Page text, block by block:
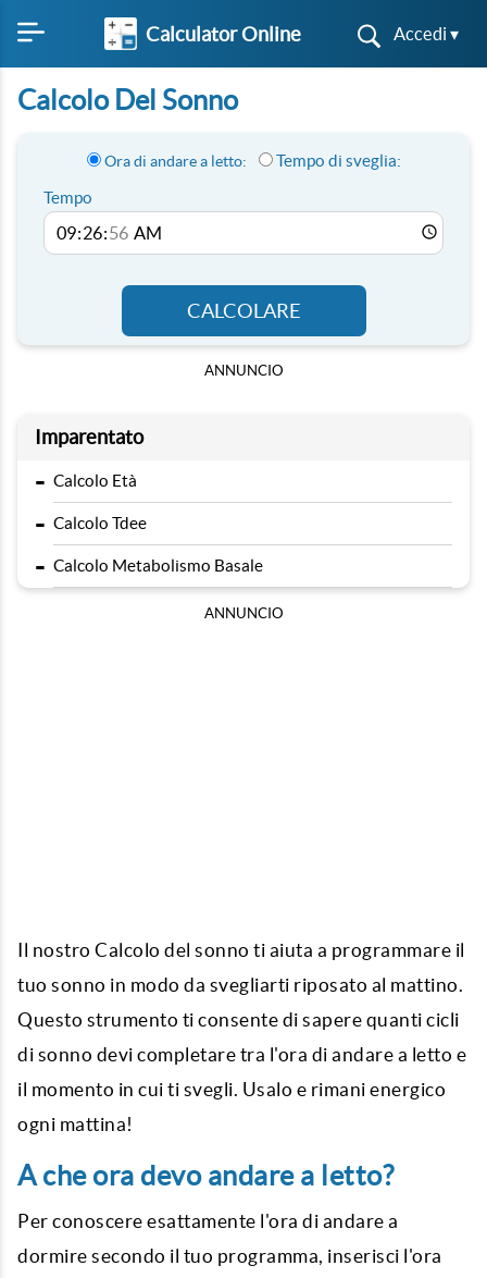
Calculator Online Accedi ▾
Calcolo Del Sonno
Ora di andare a letto:
Tempo di sveglia:
Tempo
CALCOLARE
ANNUNCIO
Imparentato
- Calcolo Età
- Calcolo Tdee
- Calcolo Metabolismo Basale
ANNUNCIO
Il nostro Calcolo del sonno ti aiuta a programmare il
tuo sonno in modo da svegliarti riposato al mattino.
Questo strumento ti consente di sapere quanti cicli
di sonno devi completare tra l'ora di andare a letto e
il momento in cui ti svegli. Usalo e rimani energico
ogni mattina!
A che ora devo andare a letto?
Per conoscere esattamente l'ora di andare a
dormire secondo il tuo programma, inserisci l'ora